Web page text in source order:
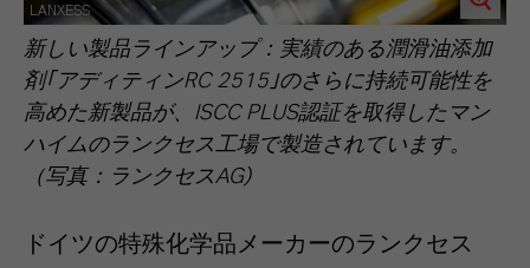
LANXESS
新しい製品ラインアップ：実績のある潤滑油添加
剤｢アディティンRC 2515｣のさらに持続可能性を
高めた新製品が、ISCC PLUS認証を取得したマン
ハイムのランクセス工場で製造されています。
（写真：ランクセスAG)
ドイツの特殊化学品メーカーのランクセス